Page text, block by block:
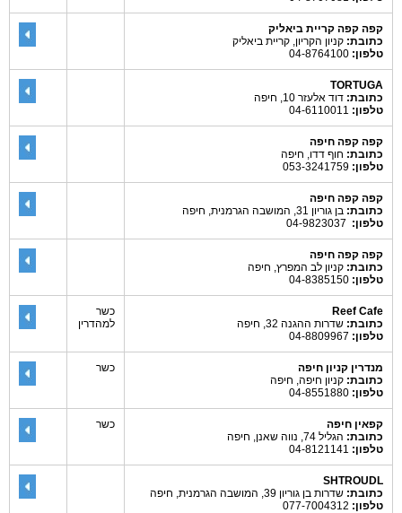
קפה קפה קריית ביאליק
כתובת: קניון הקריון, קריית ביאליק
טלפון:
TORTUGA
כתובת: דוד אלעזר 10, חיפה
טלפון:
קפה קפה חיפה
כתובת: חוף דדו, חיפה
טלפון:
קפה קפה חיפה
כתובת: בן גוריון 31, המושבה הגרמנית, חיפה
טלפון:
קפה קפה חיפה
כתובת: קניון לב המפרץ, חיפה
טלפון:
Reef Cafe
כתובת: שדרות ההגנה 32, חיפה
טלפון:
כשר
למהדרין
מנדרין קניון חיפה
כתובת: קניון חיפה, חיפה
טלפון:
כשר
קפאין חיפה
כתובת: הגליל 74, נווה שאנן, חיפה
טלפון:
כשר
SHTROUDL
כתובת: שדרות בן גוריון 39, המושבה הגרמנית, חיפה
טלפון: